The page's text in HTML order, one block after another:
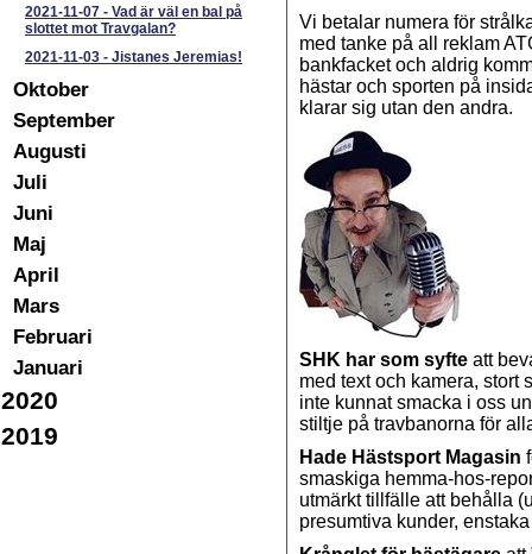
2021-11-07 - Vad är väl en bal på
slottet mot Travgalan?
2021-11-03 - Jistanes Jeremias!
Oktober
September
Augusti
Juli
Juni
Maj
April
Mars
Februari
Januari
2020
2019
Vi betalar numera för
med tanke på all reklam
bankfacket och aldrig
hästar och sporten på
klarar sig utan den andra.
SHK har som syfte att
med text och kamera, stort
inte kunnat smacka i oss
stiltje på travbanorna för
Hade Hästsport Magasin
smaskiga hemma-hos-
utmärkt tillfälle att behålla
presumtiva kunder,